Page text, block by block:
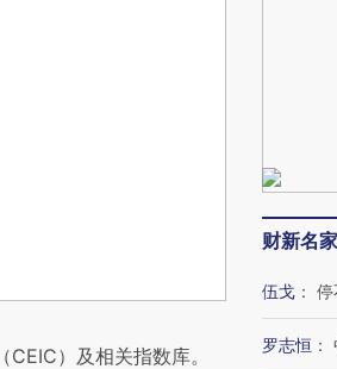
）及相关指数库。
财新名家
伍戈 ： 停
罗志恒 ：